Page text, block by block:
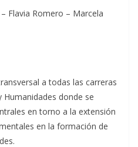
Flavia Romero – Marcela
a todas las carreras
Humanidades donde se
en torno a la extensión
en la formación de